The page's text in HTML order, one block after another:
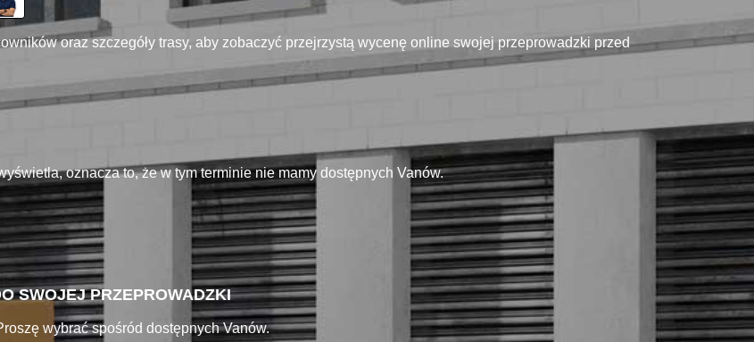
oraz szczegóły trasy, aby zobaczyć przejrzystą wycenę online swojej przeprowadzki przed
oznacza to, że w tym terminie nie mamy dostępnych Vanów.
SWOJEJ PRZEPROWADZKI
wybrać spośród dostępnych Vanów.